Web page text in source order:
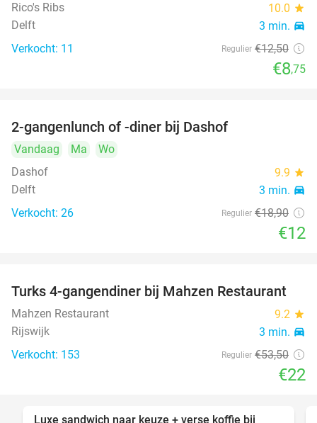
Rico's Ribs
10.0 star
Delft 3 min. directions_car
Verkocht: 11 Regulier €12,50
€8,75
2-gangenlunch of -diner bij Dashof
Vandaag Ma
Wo
Dashof
9.9 star
Delft 3 min. directions_car
Verkocht: 26 Regulier €18,90
€12
59%
Turks 4-gangendiner bij Mahzen Restaurant
Mahzen Restaurant 9.2 star
Rijswijk 3 min. directions_car
Verkocht: 153 Regulier €53,50
€22
Luxe sandwich naar keuze + verse koffie bij